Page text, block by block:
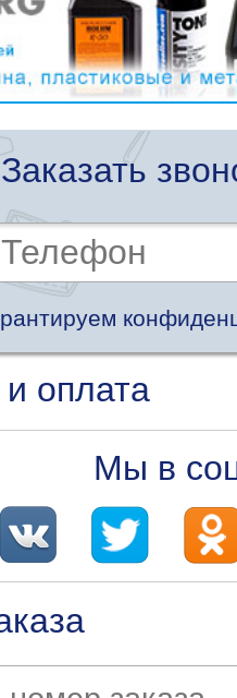
Заказать
оплата
Мы в